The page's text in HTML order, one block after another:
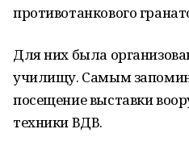
противотанкового
Для них была
училищу. Самым
посещение выставки
техники ВДВ.